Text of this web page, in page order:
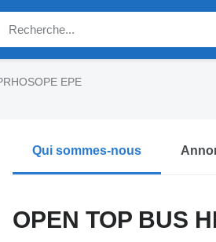
EPE
Qui sommes-nous
OPEN TOP BUS